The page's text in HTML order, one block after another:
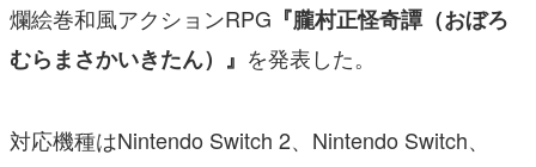
爛絵巻和風アクションRPG 『朧村正怪奇譚（おぼろ
むらまさかいきたん）』 を発表した。
対応機種はNintendo Switch 2、Nintendo Switch、